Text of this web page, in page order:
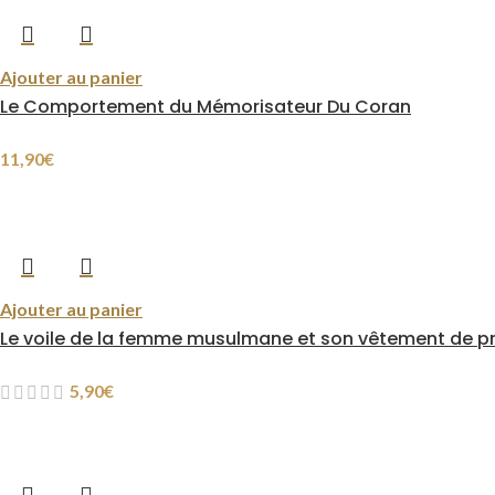
Ajouter au panier
Le Comportement du Mémorisateur Du Coran
11,90€
Ajouter au panier
Le voile de la femme musulmane et son vêtement de
5,90€